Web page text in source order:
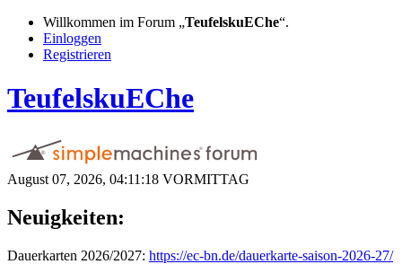
Willkommen im Forum „TeufelskuEChe“.
Einloggen
Registrieren
TeufelskuEChe
August 07, 2026, 04:11:18 VORMITTAG
Neuigkeiten:
Dauerkarten 2026/2027: https://ec-bn.de/dauerkarte-saison-2026-27/